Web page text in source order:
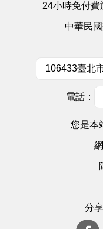
24小時免付費
中華民
106433臺北
電話：
您是本
分